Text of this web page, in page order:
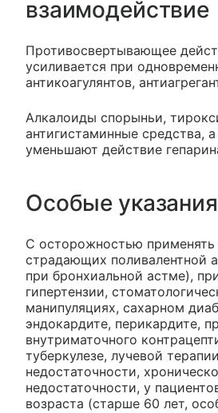
взаимодействие
Противосвертывающее
усиливается при
антикоагулянтов,
Алкалоиды спорыньи,
антигистаминные средства,
уменьшают действие
Особые указания
C осторожностью применять
страдающих поливалентной
при бронхиальной астме),
гипертензии,
манипуляциях, сахарном
эндокардите, перикардите,
внутриматочного
туберкулезе, лучевой
недостаточности,
недостаточности, у
возраста (старше 60 лет,